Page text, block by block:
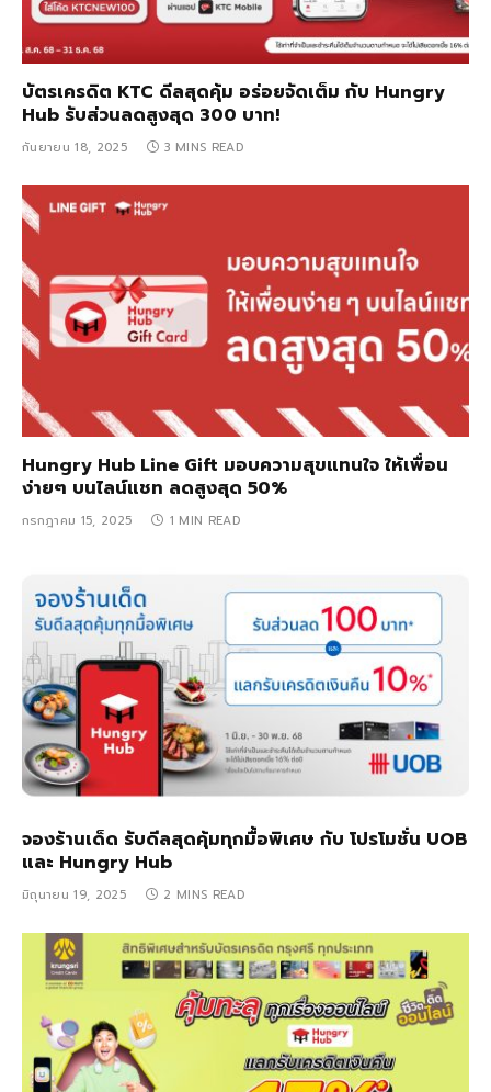
บัตรเครดิต KTC ดีลสุดคุ้ม อร่อยจัดเต็ม กับ Hungry
Hub รับส่วนลดสูงสุด 300 บาท!
กันยายน 18, 2025 3 MINS READ
Hungry Hub Line Gift มอบความสุขแทนใจ ให้เพื่อน
ง่ายๆ บนไลน์แชท ลดสูงสุด 50%
กรกฎาคม 15, 2025 1 MIN READ
จองร้านเด็ด รับดีลสุดคุ้มทุกมื้อพิเศษ กับ โปรโมชั่น UOB
และ Hungry Hub
มิถุนายน 19, 2025 2 MINS READ